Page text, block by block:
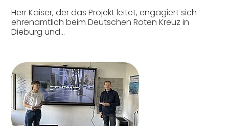
Herr Kaiser, der das Projekt leitet, engagiert sich
ehrenamtlich beim Deutschen Roten Kreuz in
Dieburg und…